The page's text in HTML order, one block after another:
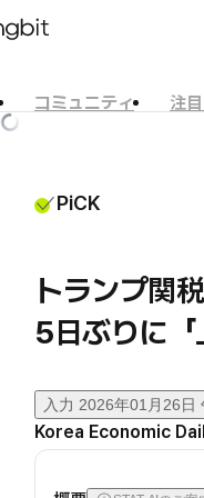
コミュニティ
注
PiCK
トランプ関
5日ぶりに「
入力 2026年01月26日
Korea Economic